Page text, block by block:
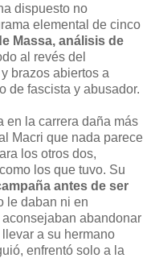
dispuesto no
elemental de cinco
Massa, análisis de
al revés del
brazos abiertos a
de fascista y abusador.
en la carrera daña más
Macri que nada parece
los otros dos,
los que tuvo. Su
antes de ser
le daban ni en
abandonar
a su hermano
enfrentó solo a la